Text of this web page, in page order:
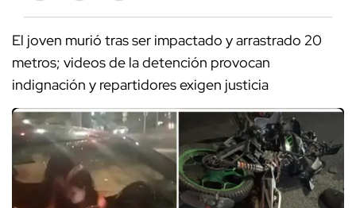
El joven murió tras ser impactado y arrastrado 20
metros; videos de la detención provocan
indignación y repartidores exigen justicia